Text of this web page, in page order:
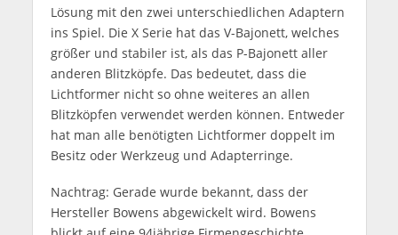
Lösung mit den zwei unterschiedlichen Adaptern
ins Spiel. Die X Serie hat das V-Bajonett, welches
größer und stabiler ist, als das P-Bajonett aller
anderen Blitzköpfe. Das bedeutet, dass die
Lichtformer nicht so ohne weiteres an allen
Blitzköpfen verwendet werden können. Entweder
hat man alle benötigten Lichtformer doppelt im
Besitz oder Werkzeug und Adapterringe.
Nachtrag: Gerade wurde bekannt, dass der
Hersteller Bowens abgewickelt wird. Bowens